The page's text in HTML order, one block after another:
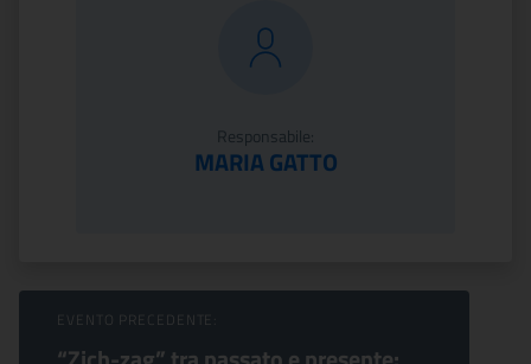
Responsabile:
MARIA GATTO
Sfoglia Eventi
EVENTO PRECEDENTE: